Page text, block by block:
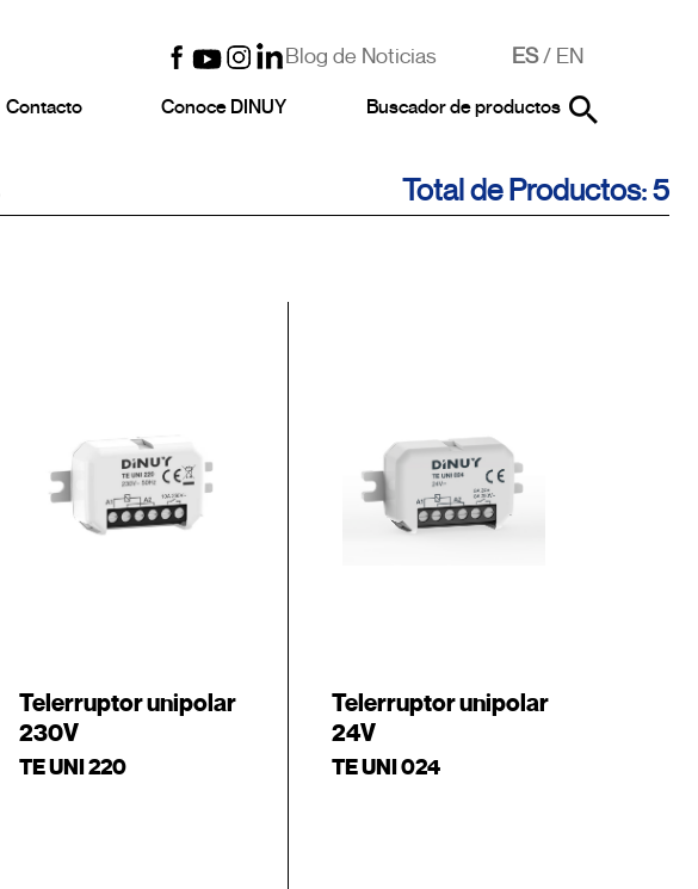
Blog de Noticias ES/ EN
Contacto Conoce DINUY Buscador de productos
Total de Productos: 5
Telerruptor unipolar
230V
TE UNI 220
Telerruptor unipolar
24V
TE UNI 024